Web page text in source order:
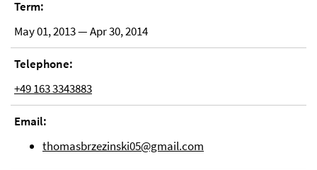
Term:
May 01, 2013 — Apr 30, 2014
Telephone:
+49 163 3343883
Email:
thomasbrzezinski05@gmail.com